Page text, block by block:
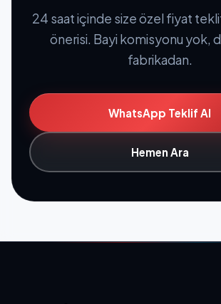
24 saat içinde size özel fiyat
önerisi. Bayi komisyonu yok,
fabrikadan.
WhatsApp Teklif Al
Hemen Ara